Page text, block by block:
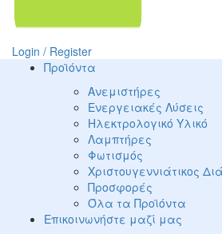
Login / Register
Προϊόντα
Ανεμιστήρες
Ενεργειακές Λύσεις
Ηλεκτρολογικό Υλικό
Λαμπτήρες
Φωτισμός
Χριστουγεννιάτικος
Προσφορές
Όλα τα Προϊόντα
Επικοινωνήστε μαζί μας